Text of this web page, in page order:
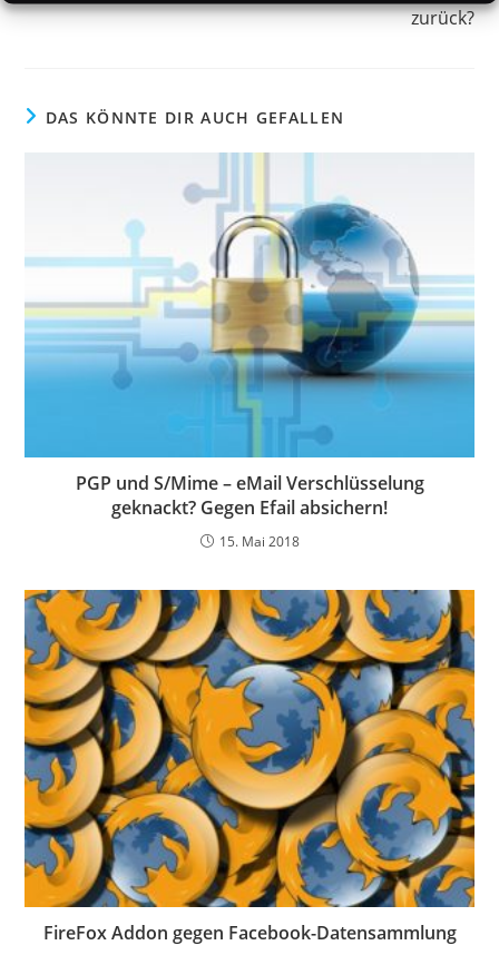
zurück?
DAS KÖNNTE DIR AUCH GEFALLEN
PGP und S/Mime – eMail Verschlüsselung
geknackt? Gegen Efail absichern!
15. Mai 2018
FireFox Addon gegen Facebook-Datensammlung